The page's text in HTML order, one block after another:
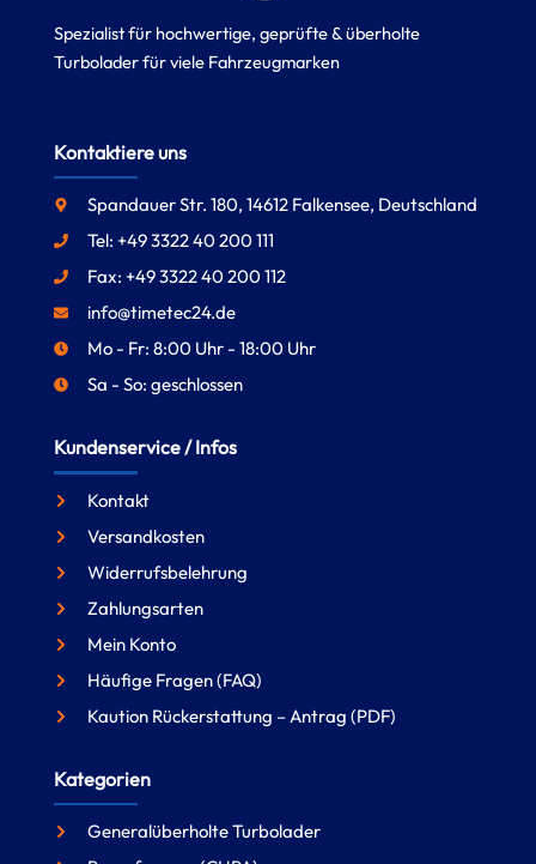
Spezialist für hochwertige, geprüfte & überholte
Turbolader für viele Fahrzeugmarken
Kontaktiere uns
Spandauer Str. 180, 14612 Falkensee, Deutschland
Tel: +49 3322 40 200 111
Fax: +49 3322 40 200 112
info@timetec24.de
Mo - Fr: 8:00 Uhr - 18:00 Uhr
Sa - So: geschlossen
Kundenservice / Infos
Kontakt
Versandkosten
Widerrufsbelehrung
Zahlungsarten
Mein Konto
Häufige Fragen (FAQ)
Kaution Rückerstattung – Antrag (PDF)
Kategorien
Generalüberholte Turbolader